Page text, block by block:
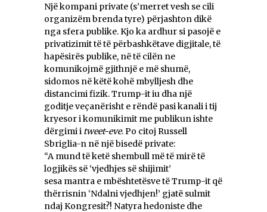
Një kompani private (s’merret vesh se cili
organizëm brenda tyre) përjashton dikë
nga sfera publike. Kjo ka ardhur si pasojë e
privatizimit të të përbashkëtave digjitale, të
hapësirës publike, në të cilën ne
komunikojmë gjithnjë e më shumë,
sidomos në këtë kohë mbylljesh dhe
distancimi fizik. Trump-it iu dha një
goditje veçanërisht e rëndë pasi kanali i tij
kryesor i komunikimit me publikun ishte
dërgimi i tweet-eve. Po citoj Russell
Sbriglia-n në një bisedë private:
“A mund të ketë shembull më të mirë të
logjikës së ‘vjedhjes së shijimit’
sesa mantra e mbështetësve të Trump-it që
thërrisnin ‘Ndalni vjedhjen!’ gjatë sulmit
ndaj Kongresit?! Natyra hedoniste dhe